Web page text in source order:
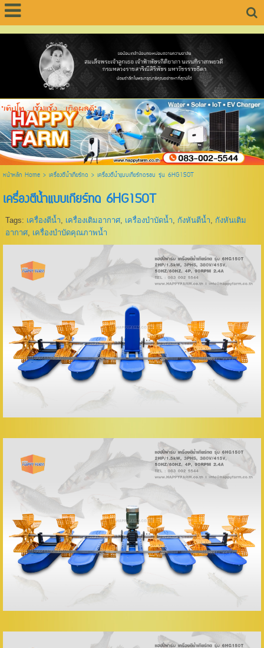
"เติบโต .. เข้มแข็ง .. เกิดผลดี"
หน้าหลัก Home> เครื่องตีน้ำเกียร์ทด > เครื่องตีน้ำแบบเกียร์ทดรอบ รุ่น 6HG150T
เครื่องตีน้ำแบบเกียร์ทด 6HG150T
Tags: เครื่องตีน้ำ, เครื่องเติมอากาศ, เครื่องบำบัดน้ำ, กังหันตีน้ำ, กังหันเติม
อากาศ, เครื่องบำบัดคุณภาพน้ำ